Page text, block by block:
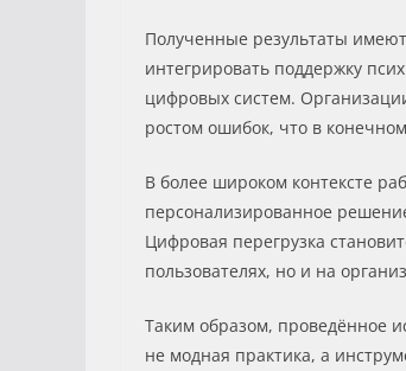
Полученные результаты
интегрировать поддержку
цифровых систем.
ростом ошибок, что в
В более широком контексте
персонализированное
Цифровая перегрузка
пользователях, но и на
Таким образом, проведённое
не модная практика, а